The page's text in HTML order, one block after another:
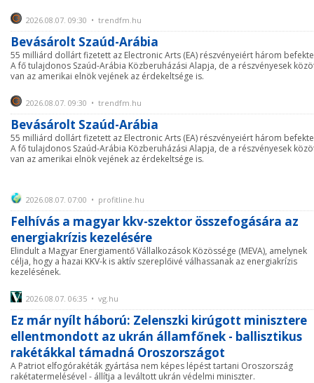
2026.08.07. 09:30 • trendfm.hu
Bevásárolt Szaúd-Arábia
55 milliárd dollárt fizetett az Electronic Arts (EA) részvényeiért három
A fő tulajdonos Szaúd-Arábia Közberuházási Alapja, de a részvényesek
van az amerikai elnök vejének az érdekeltsége is.
2026.08.07. 09:30 • trendfm.hu
Bevásárolt Szaúd-Arábia
55 milliárd dollárt fizetett az Electronic Arts (EA) részvényeiért három
A fő tulajdonos Szaúd-Arábia Közberuházási Alapja, de a részvényesek
van az amerikai elnök vejének az érdekeltsége is.
2026.08.07. 07:00 • profitline.hu
Felhívás a magyar kkv-szektor összefogására az
energiakrízis kezelésére
Elindult a Magyar Energiamentő Vállalkozások Közössége (MEVA), amelynek
célja, hogy a hazai KKV-k is aktív szereplőivé válhassanak az energiakrízis
kezelésének.
2026.08.07. 06:35 • vg.hu
Ez már nyílt háború: Zelenszki kirúgott minisztere
ellentmondott az ukrán államfőnek - ballisztikus
rakétákkal támadná Oroszországot
A Patriot elfogórakéták gyártása nem képes lépést tartani Oroszország
rakétatermelésével - állítja a leváltott ukrán védelmi miniszter.